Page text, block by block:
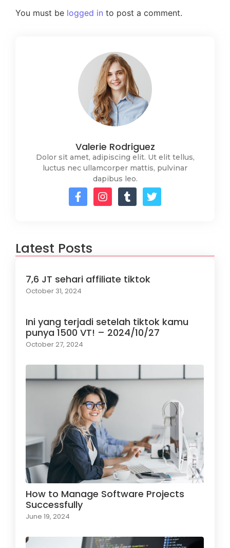
You must be logged in to post a comment.
Valerie Rodriguez
Dolor sit amet, adipiscing elit. Ut elit tellus,
luctus nec ullamcorper mattis, pulvinar
dapibus leo.
Latest Posts
7,6 JT sehari affiliate tiktok
October 31, 2024
Ini yang terjadi setelah tiktok kamu
punya 1500 VT! – 2024/10/27
October 27, 2024
How to Manage Software Projects
Successfully
June 19, 2024